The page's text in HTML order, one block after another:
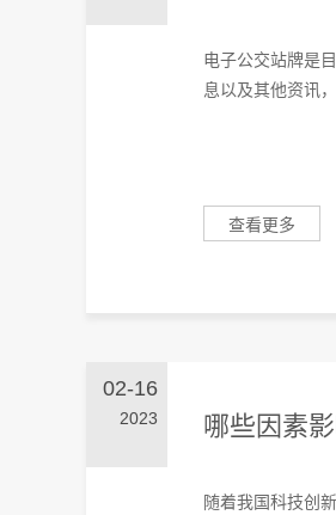
电子公交站牌是
息以及其他资讯
查看更多
02-16
2023 哪些因素
随着我国科技创